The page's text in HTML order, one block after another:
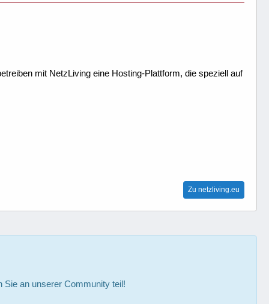
mit NetzLiving eine Hosting-Plattform, die speziell auf
Zu netzliving.eu
Sie an unserer Community teil!